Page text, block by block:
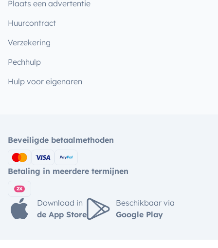
Plaats een advertentie
Huurcontract
Verzekering
Pechhulp
Hulp voor eigenaren
Beveiligde betaalmethoden
Betaling in meerdere termijnen
Download in
de App Store
Beschikbaar via
Google Play